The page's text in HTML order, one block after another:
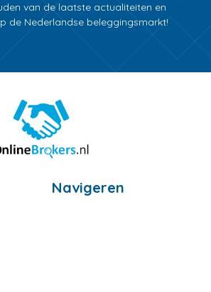
van de laatste actualiteiten en
de Nederlandse beleggingsmarkt!
Navigeren